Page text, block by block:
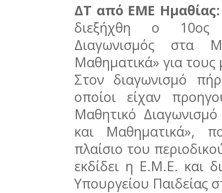
ΔΤ από ΕΜΕ
διεξήχθη ο 10ος
Διαγωνισμός στα
Μαθηματικά» για τους
Στον διαγωνισμό
οποίοι είχαν
Μαθητικό
και Μαθηματικά»,
πλαίσιο του
εκδίδει η Ε.Μ.Ε. και
Υπουργείου Παιδείας